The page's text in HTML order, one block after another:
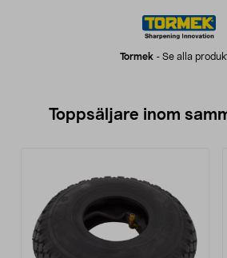
Tormek- Se alla
Toppsäljare inom